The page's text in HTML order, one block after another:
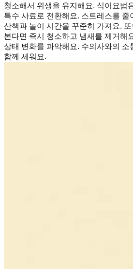
청소해서 위생을 유지해요. 식이요법
특수 사료로 전환해요. 스트레스를 줄
산책과 놀이 시간을 꾸준히 가져요.
본다면 즉시 청소하고 냄새를 제거해
상태 변화를 파악해요. 수의사와의 소
함께 세워요.